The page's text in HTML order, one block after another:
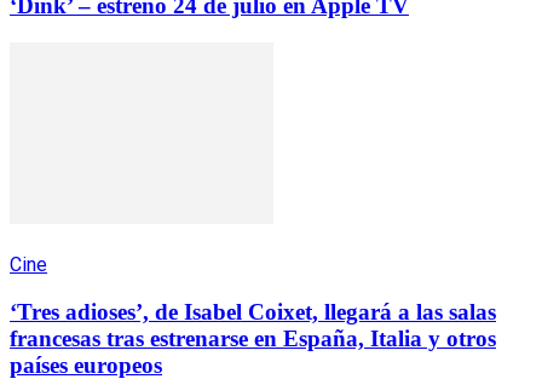
‘Dink’ – estreno 24 de julio en Apple TV
Cine
‘Tres adioses’, de Isabel Coixet, llegará a las salas
francesas tras estrenarse en España, Italia y otros
países europeos